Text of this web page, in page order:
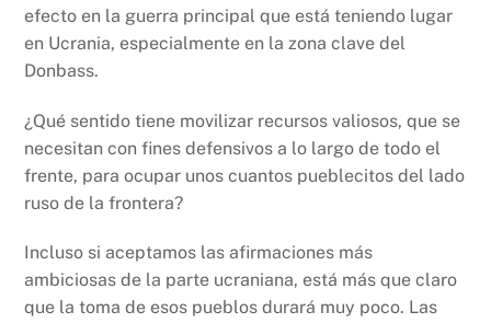
efecto en la guerra principal que está teniendo lugar
en Ucrania, especialmente en la zona clave del
Donbass.
¿Qué sentido tiene movilizar recursos valiosos, que se
necesitan con fines defensivos a lo largo de todo el
frente, para ocupar unos cuantos pueblecitos del lado
ruso de la frontera?
Incluso si aceptamos las afirmaciones más
ambiciosas de la parte ucraniana, está más que claro
que la toma de esos pueblos durará muy poco. Las